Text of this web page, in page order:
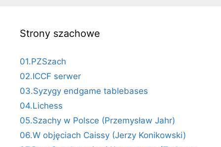
Strony szachowe
01.PZSzach
02.ICCF serwer
03.Syzygy endgame tablebases
04.Lichess
05.Szachy w Polsce (Przemysław Jahr)
06.W objęciach Caissy (Jerzy Konikowski)